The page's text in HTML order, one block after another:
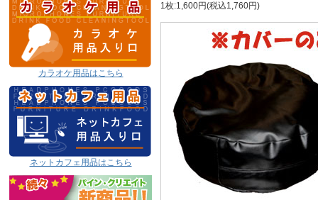
カラオケ用品はこちら
ネットカフェ用品はこちら
1枚:1,600円(税込1,760円)